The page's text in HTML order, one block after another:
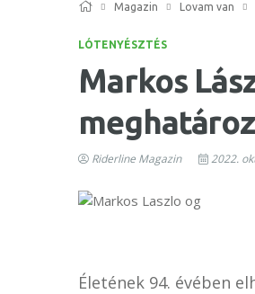
Magazin Lovam van
LÓTENYÉSZTÉS
Markos
Riderline Magazin 2022.
Életének 94. évében